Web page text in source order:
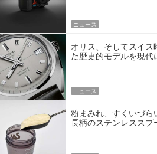
ニュース
オリス、そしてスイ
た歴史的モデルを現代
ニュース
粉まみれ、すくいづら
長柄のステンレススプ